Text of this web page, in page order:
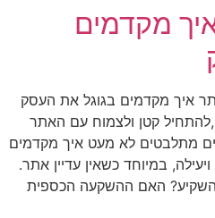
מקדמים
איך מקדמים בגוגל את העסק
קטן ולצמוח עם האתר
מתלבטים לא מעט איך מקדמים
במיוחד כשאין עדיין אתר.
האם ההשקעה הכספית